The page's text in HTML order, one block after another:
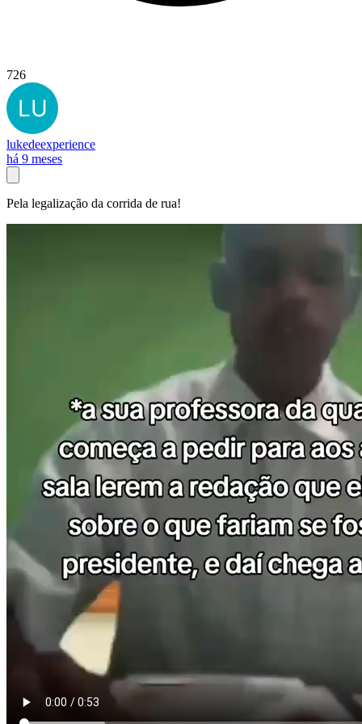
726
lukedeexperience
há 9 meses
Pela legalização da corrida de rua!